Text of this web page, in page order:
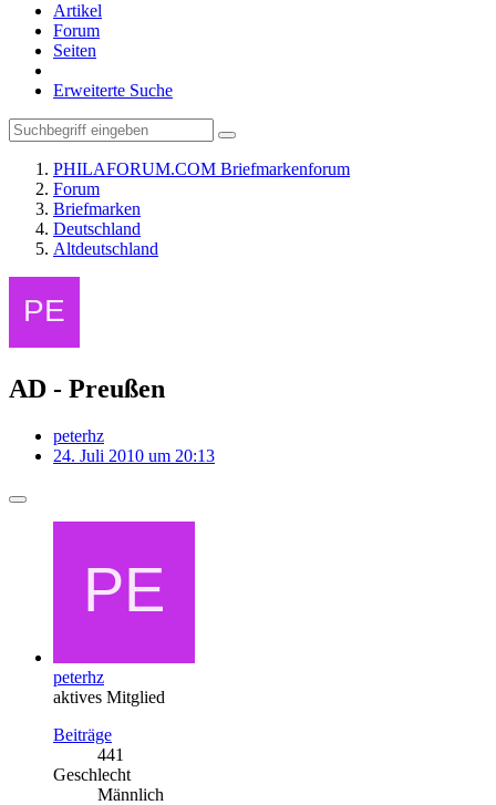
Artikel
Forum
Seiten
Erweiterte Suche
PHILAFORUM.COM Briefmarkenforum
Forum
Briefmarken
Deutschland
Altdeutschland
AD - Preußen
peterhz
24. Juli 2010 um 20:13
peterhz
aktives Mitglied
Beiträge
441
Geschlecht
Männlich